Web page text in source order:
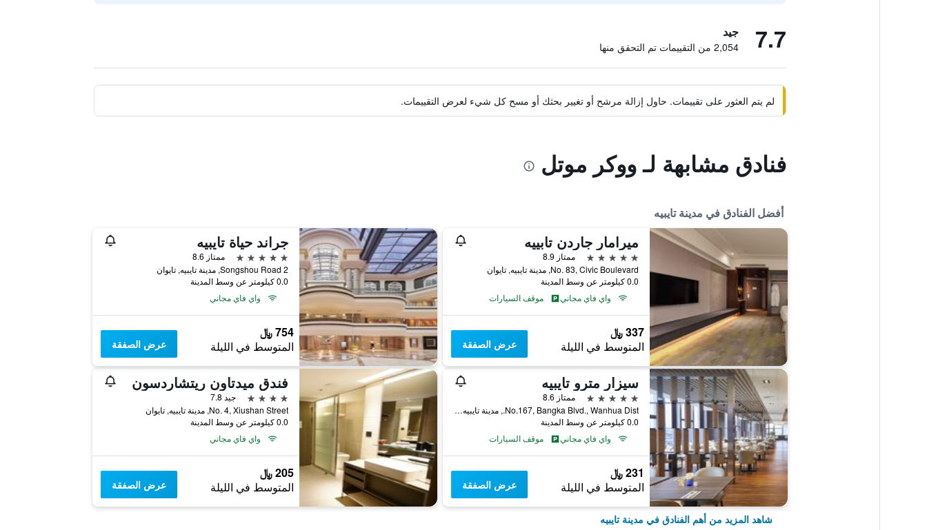
7.7 جيد
2,054 من التقييمات تم التحقق منها
لم يتم العثور على تقييمات. حاول إزالة مرشح أو تغيير بحثك أو مسح كل شيء لعرض التقييمات.
فنادق مشابهة لـ ووكر موتل
أفضل الفنادق في مدينة تايبيه
ميرامار جاردن تابييه
5 نجوم
ممتاز 8.9
No. 83, Civic Boulevard, مدينة تايبيه, تايوان
0.0 كيلومتر عن وسط المدينة
واي فاي مجاني
موقف السيارات
337 ﷼
المتوسط في الليلة عرض الصفقة
جراند حياة تايبيه
5 نجوم
ممتاز 8.6
2 Songshou Road, مدينة تايبيه, تايوان
0.0 كيلومتر عن وسط المدينة
واي فاي مجاني
754 ﷼
المتوسط في الليلة عرض الصفقة
سيزار مترو تايبيه
5 نجوم
ممتاز 8.6
No.167, Bangka Blvd., Wanhua Dist., مدينة تايبيه, تايوان
0.0 كيلومتر عن وسط المدينة
واي فاي مجاني
موقف السيارات
231 ﷼
المتوسط في الليلة عرض الصفقة
فندق ميدتاون ريتشاردسون
4 نجوم
جيد 7.8
No. 4, Xiushan Street, مدينة تايبيه, تايوان
0.0 كيلومتر عن وسط المدينة
واي فاي مجاني
205 ﷼
المتوسط في الليلة عرض الصفقة
شاهد المزيد من أهم الفنادق في مدينة تايبيه